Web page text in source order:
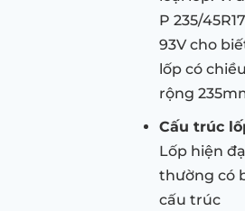
P 235/45R17
93V cho
lốp có chiều
rộng
Cấu trúc
Lốp hiện
thường có
cấu trúc